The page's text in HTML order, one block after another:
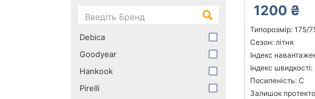
1200 ₴
Типорозмір: 175/
Сезон: літня
Індекс
Індекс швидкості:
Посиленість: C
Залишок
Debica
Goodyear
Hankook
Pirelli